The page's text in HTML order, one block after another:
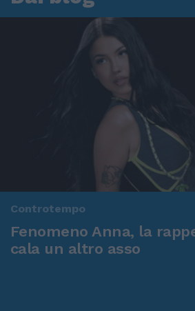
Controtempo
Fenomeno Anna, la
cala un altro asso